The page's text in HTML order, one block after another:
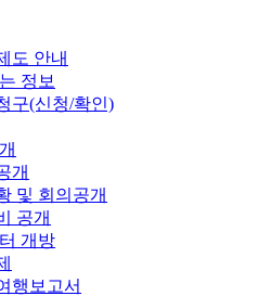
도 안내
정보
구(신청/확인)
개
및 회의공개
공개
개방
행보고서